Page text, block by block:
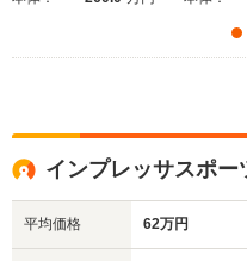
燃費
インプレッサスポ
平均価格 62万円